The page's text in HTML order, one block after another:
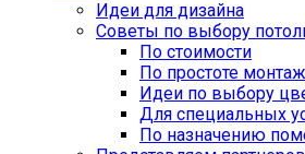
Идеи для дизайна
Советы по выбору
По стоимости
По простоте
Идеи по выбору
Для специальных
По назначению